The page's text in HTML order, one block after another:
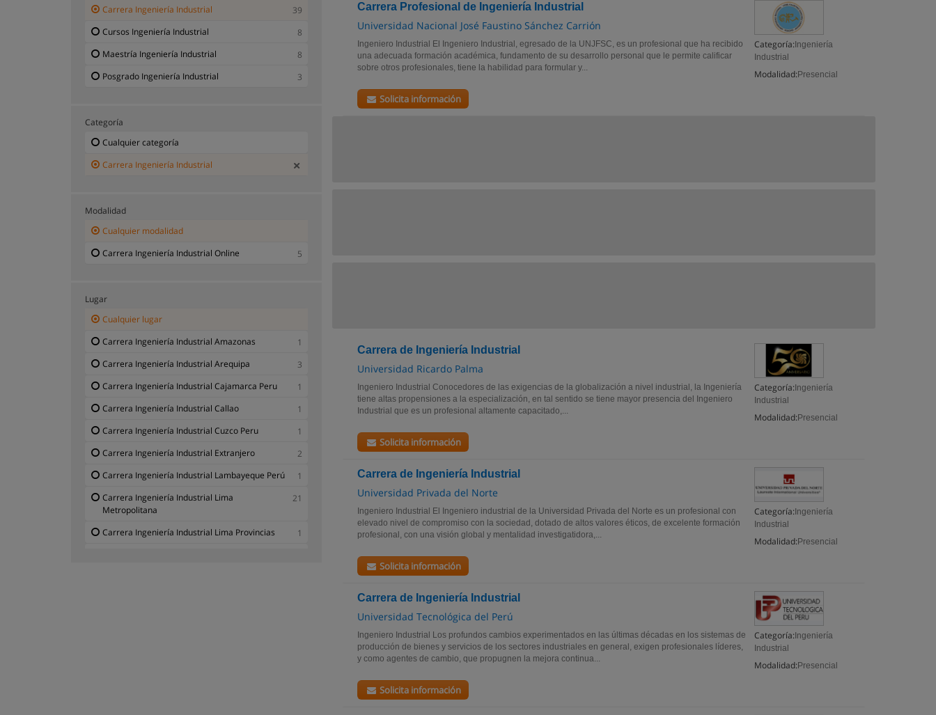
Carrera Profesional de Ingeniería Industrial
Universidad Nacional José Faustino Sánchez Carrión
Categoría: Ingeniería
Industrial
Modalidad: Presencial
Ingeniero Industrial El Ingeniero Industrial, egresado de la UNJFSC, es un profesional que ha recibido
una adecuada formación académica, fundamento de su desarrollo personal que le permite calificar
sobre otros profesionales, tiene la habilidad para formular y...
Solicita información
Carrera de Ingeniería Industrial
Universidad Ricardo Palma
Categoría: Ingeniería
Industrial
Modalidad: Presencial
Ingeniero Industrial Conocedores de las exigencias de la globalización a nivel industrial, la Ingeniería
tiene altas propensiones a la especialización, en tal sentido se tiene mayor presencia del Ingeniero
Industrial que es un profesional altamente capacitado,...
Solicita información
Carrera de Ingeniería Industrial
Universidad Privada del Norte
Categoría: Ingeniería
Industrial
Modalidad: Presencial
Ingeniero Industrial El Ingeniero industrial de la Universidad Privada del Norte es un profesional con
elevado nivel de compromiso con la sociedad, dotado de altos valores éticos, de excelente formación
profesional, con una visión global y mentalidad investigatidora,...
Solicita información
Carrera de Ingeniería Industrial
Universidad Tecnológica del Perú
Categoría: Ingeniería
Industrial
Modalidad: Presencial
Ingeniero Industrial Los profundos cambios experimentados en las últimas décadas en los sistemas de
producción de bienes y servicios de los sectores industriales en general, exigen profesionales líderes,
y como agentes de cambio, que propugnen la mejora continua...
Solicita información
Carrera Ingeniería Industrial
39
Cursos Ingeniería Industrial
8
Maestría Ingeniería Industrial
8
Posgrado Ingeniería Industrial
3
Categoría
Cualquier categoría
Carrera Ingeniería Industrial
Modalidad
Cualquier modalidad
Carrera Ingeniería Industrial Online
5
Lugar
Cualquier lugar
Carrera Ingeniería Industrial Amazonas
1
Carrera Ingeniería Industrial Arequipa
3
Carrera Ingeniería Industrial Cajamarca Peru
1
Carrera Ingeniería Industrial Callao
1
Carrera Ingeniería Industrial Cuzco Peru
1
Carrera Ingeniería Industrial Extranjero
2
Carrera Ingeniería Industrial Lambayeque Perú
1
Carrera Ingeniería Industrial Lima
Metropolitana
21
Carrera Ingeniería Industrial Lima Provincias
1